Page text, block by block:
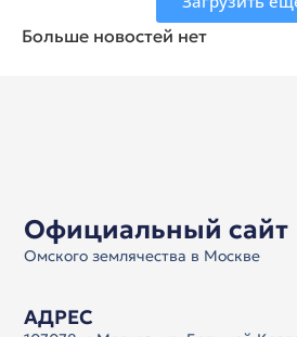
Больше новостей нет
Официальный сайт
Омского землячества в Москве
АДРЕС